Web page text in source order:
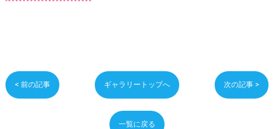
< 前の記事 ギャラリートップへ 次の記事 >
一覧に戻る